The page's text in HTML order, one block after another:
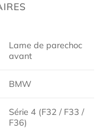
Lame de parechoc
avant
BMW
Série 4 (F32 / F33 /
F36)